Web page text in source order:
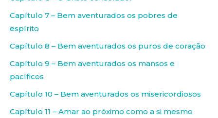
Capítulo 7 – Bem aventurados os pobres de
espírito
Capítulo 8 – Bem aventurados os puros de coração
Capítulo 9 – Bem aventurados os mansos e
pacíficos
Capítulo 10 – Bem aventurados os misericordiosos
Capítulo 11 – Amar ao próximo como a si mesmo